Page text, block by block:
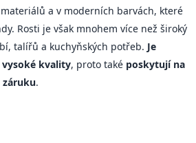
a v moderních barvách, které
Rosti je však mnohem více než široký
talířů a kuchyňských potřeb. Je
kvality, proto také poskytují na
.